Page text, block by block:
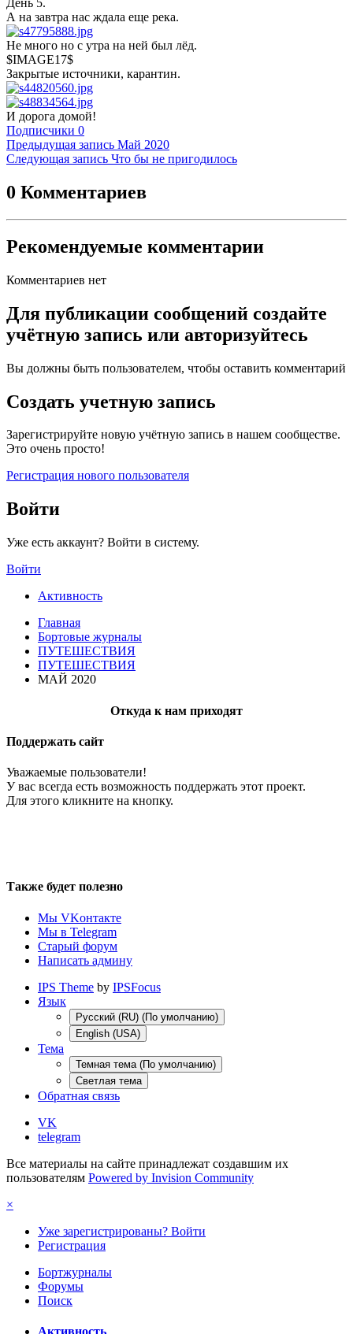
День 5.
А на завтра нас ждала еще река.
Не много но с утра на ней был лёд.
$IMAGE17$
Закрытые источники, карантин.
И дорога домой!
Подписчики 0
Предыдущая запись Май 2020
Следующая запись Что бы не пригодилось
0 Комментариев
Рекомендуемые комментарии
Комментариев нет
Для публикации сообщений создайте
учётную запись или авторизуйтесь
Вы должны быть пользователем, чтобы оставить комментарий
Создать учетную запись
Зарегистрируйте новую учётную запись в нашем сообществе.
Это очень просто!
Регистрация нового пользователя
Войти
Уже есть аккаунт? Войти в систему.
Войти
Активность
Главная
Бортовые журналы
ПУТЕШЕСТВИЯ
ПУТЕШЕСТВИЯ
МАЙ 2020
Откуда к нам приходят
Поддержать сайт
Уважаемые пользователи!
У вас всегда есть возможность поддержать этот проект.
Для этого кликните на кнопку.
Также будет полезно
Мы VKонтакте
Мы в Telegram
Старый форум
Написать админу
IPS Theme by IPSFocus
Язык
Русский (RU) (По умолчанию)
English (USA)
Тема
Темная тема (По умолчанию)
Светлая тема
Обратная связь
VK
telegram
Все материалы на сайте принадлежат создавшим их
пользователям Powered by Invision Community
×
Уже зарегистрированы? Войти
Регистрация
Бортжурналы
Форумы
Поиск
Активность